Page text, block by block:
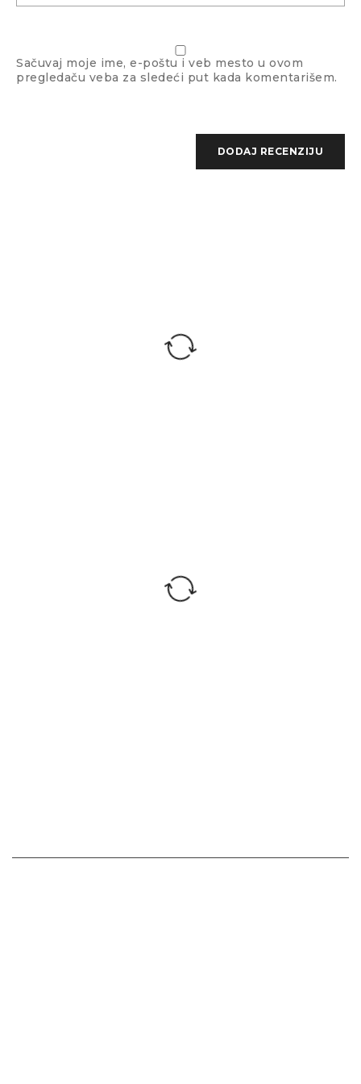
Sačuvaj moje ime, e-poštu i veb mesto u ovom
pregledaču veba za sledeći put kada komentarišem.